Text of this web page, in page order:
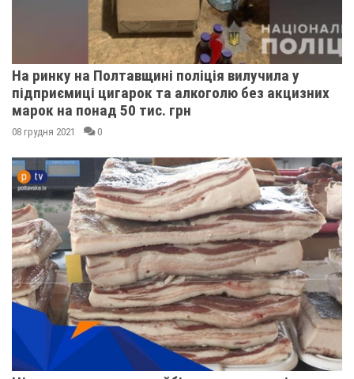
На ринку на Полтавщині поліція вилучила у
підприємиці цигарок та алкоголю без акцизних
марок на понад 50 тис. грн
08 грудня 2021 0